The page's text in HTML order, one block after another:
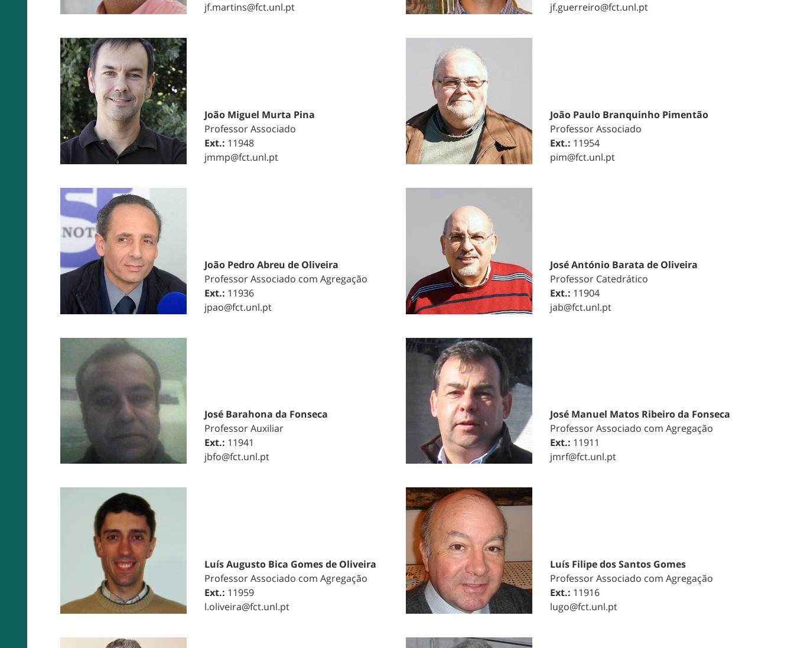
jf.martins@fct.unl.pt
jf.guerreiro@fct.unl.pt
João Miguel Murta Pina
Professor Associado
Ext.: 11948
jmmp@fct.unl.pt
João Paulo Branquinho Pimentão
Professor Associado
Ext.: 11954
pim@fct.unl.pt
João Pedro Abreu de Oliveira
Professor Associado com Agregação
Ext.: 11936
jpao@fct.unl.pt
José António Barata de Oliveira
Professor Catedrático
Ext.: 11904
jab@fct.unl.pt
José Barahona da Fonseca
Professor Auxiliar
Ext.: 11941
jbfo@fct.unl.pt
José Manuel Matos Ribeiro da Fonseca
Professor Associado com Agregação
Ext.: 11911
jmrf@fct.unl.pt
Luís Augusto Bica Gomes de Oliveira
Professor Associado com Agregação
Ext.: 11959
l.oliveira@fct.unl.pt
Luís Filipe dos Santos Gomes
Professor Associado com Agregação
Ext.: 11916
lugo@fct.unl.pt